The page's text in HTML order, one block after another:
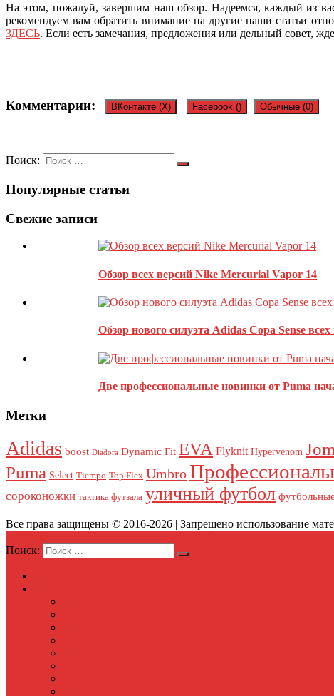
На этом, пожалуй, завершим наш обзор. Надеемся, каждый из
рекомендуем вам обратить внимание на другие наши статьи
ЗДЕСЬ. Если есть замечания, предложения или дельный совет,
Комментарии: ВКонтакте (X) Facebook () Обычные (0)
Оставить комментарий
Ваш адрес email не будет опубликован.
Этот сайт использует Akismet для борьбы со спамом.
Поиск:
Популярные статьи
Свежие записи
Обзор всех версий Nike Mercurial Vapor 14
Обзор нового силуэта Adidas Copa Sense всех
Две профессиональные новинки от Puma
Метки
Adidas boost Diadora Dynamic Fit EVA Flyknit Hypervenom
Puma Select Tiempo Top Flex Umbro
сороконожки тактика футзала уличный футбол
Все права защищены © 2016-2026 | Запрещено использование
Поиск: